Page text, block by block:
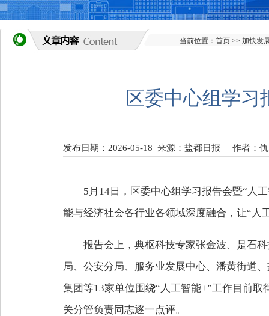
当前位置： 首页 >> 加快发
区委中心组学习
发布日期：2026-05-18 来源：盐都日报 作者：
5月14日，区委中心组学习报告会暨“人
能与经济社会各行业各领域深度融合，让“人
报告会上，典枢科技专家张金波、是石
局、公安分局、服务业发展中心、潘黄街道
集团等13家单位围绕“人工智能+”工作目前
关分管负责同志逐一点评。